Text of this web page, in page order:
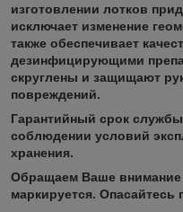
изготовлении лотков
исключает изменение
также обеспечивает
дезинфицирующими
скруглены и защищают
повреждений.
Гарантийный срок
соблюдении условий
хранения.
Обращаем Ваше внимание
маркируется. Опасайтесь